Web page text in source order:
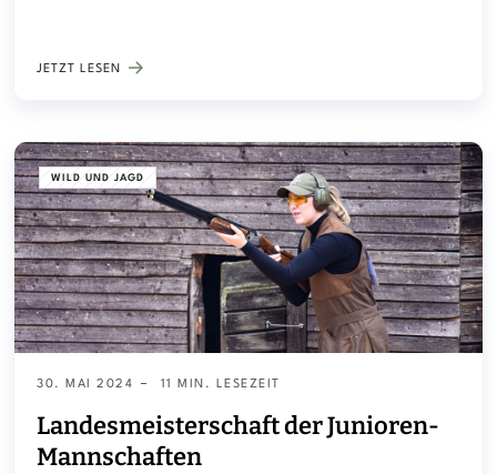
JETZT LESEN
WILD UND JAGD
30. MAI 2024 11 MIN. LESEZEIT
Landesmeisterschaft der Junioren-
Mannschaften